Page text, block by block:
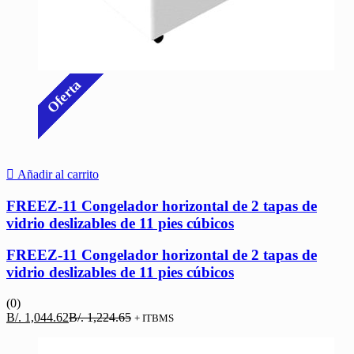
Oferta
Añadir al carrito
FREEZ-11 Congelador horizontal de 2 tapas de
vidrio deslizables de 11 pies cúbicos
FREEZ-11 Congelador horizontal de 2 tapas de
vidrio deslizables de 11 pies cúbicos
(0)
B/. 1,044.62El
B/.1,224.65 El
+ ITBMS